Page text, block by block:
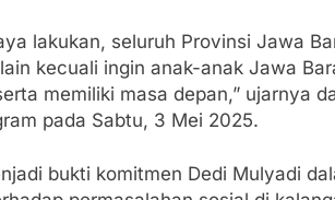
lakukan, seluruh Provinsi Jawa
kecuali ingin anak-anak Jawa
memiliki masa depan,” ujarnya
pada Sabtu, 3 Mei 2025.
bukti komitmen Dedi Mulyadi